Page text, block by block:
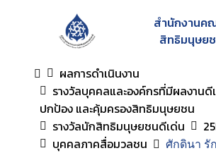
สำนักงานค
สิทธิมนุษย
ผลการดำเนินงาน
รางวัลบุคคลและองค์กรที่มีผลงานดี
ปกป้อง และคุ้มครองสิทธิมนุษยชน
รางวัลนักสิทธิมนุษยชนดีเด่น
บุคคลภาคสื่อมวลชน
ศักดินา รั